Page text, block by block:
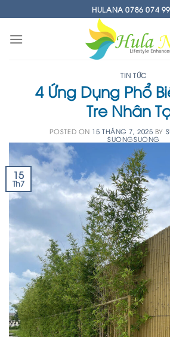
to
content
HULANA 0786 074
TIN TỨC
4 Ứng Dụng Phổ
Tre Nhân
POSTED ON 15 THÁNG 7, 2025 BY
SUONGSUONG
15
Th7